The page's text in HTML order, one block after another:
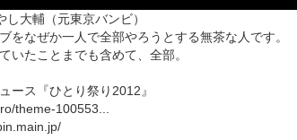
大輔（元東京バンビ）
をなぜか一人で全部やろうとする無茶な人です。
いたことまでも含めて、全部。
ース『ひとり祭り2012』
theme-100553...